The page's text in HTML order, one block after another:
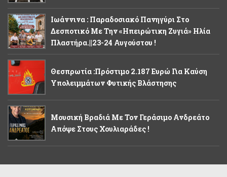
Ιωάννινα : Παραδοσιακό Πανηγύρι Στο
Δεσποτικό Με Την «Ηπειρώτικη Ζυγιά» Ηλία
Πλαστήρα.||23-24 Αυγούστου !
Θεσπρωτία :Πρόστιμο 2.187 Ευρώ Για Καύση
Υπολειμμάτων Φυτικής Βλάστησης
Μουσική Βραδιά Με Τον Γεράσιμο Ανδρεάτο
Απόψε Στους Χουλιαράδες !